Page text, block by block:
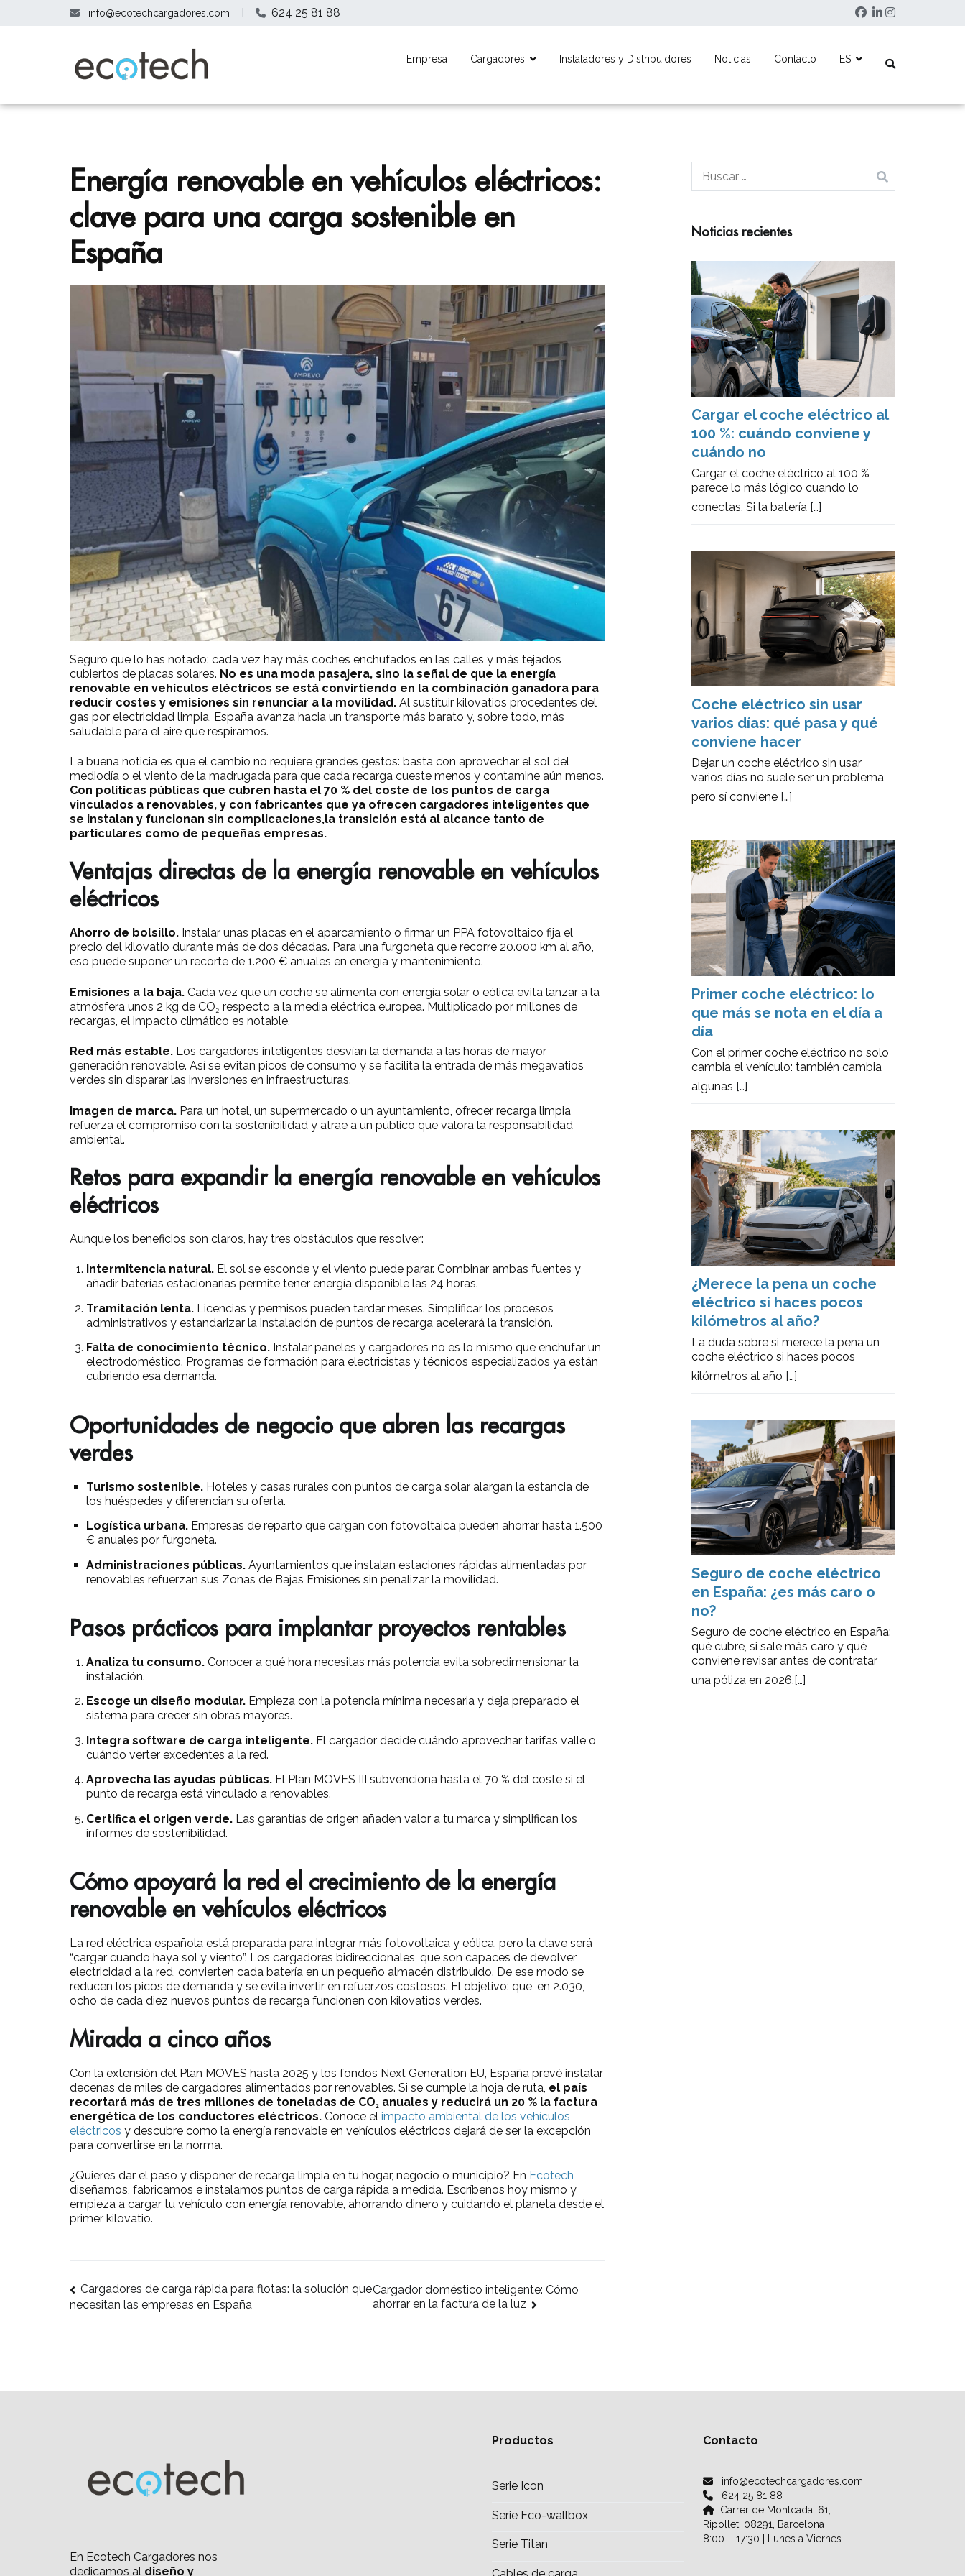
info@ecotechcargadores.com I 624 25 81 88
Empresa Cargadores Instaladores y Distribuidores Noticias Contacto ES
Energía renovable en vehículos eléctricos:
clave para una carga sostenible en
España
Seguro que lo has notado: cada vez hay más coches enchufados en las calles y más tejados
cubiertos de placas solares. No es una moda pasajera, sino la señal de que la energía
renovable en vehículos eléctricos se está convirtiendo en la combinación ganadora para
reducir costes y emisiones sin renunciar a la movilidad. Al sustituir kilovatios procedentes del
gas por electricidad limpia, España avanza hacia un transporte más barato y, sobre todo, más
saludable para el aire que respiramos.
La buena noticia es que el cambio no requiere grandes gestos: basta con aprovechar el sol del
mediodía o el viento de la madrugada para que cada recarga cueste menos y contamine aún menos.
Con políticas públicas que cubren hasta el 70 % del coste de los puntos de carga
vinculados a renovables, y con fabricantes que ya ofrecen cargadores inteligentes que
se instalan y funcionan sin complicaciones,la transición está al alcance tanto de
particulares como de pequeñas empresas.
Ventajas directas de la energía renovable en vehículos
eléctricos
Ahorro de bolsillo. Instalar unas placas en el aparcamiento o firmar un PPA fotovoltaico fija el
precio del kilovatio durante más de dos décadas. Para una furgoneta que recorre 20.000 km al año,
eso puede suponer un recorte de 1.200 € anuales en energía y mantenimiento.
Emisiones a la baja. Cada vez que un coche se alimenta con energía solar o eólica evita lanzar a la
atmósfera unos 2 kg de CO₂ respecto a la media eléctrica europea. Multiplicado por millones de
recargas, el impacto climático es notable.
Red más estable. Los cargadores inteligentes desvían la demanda a las horas de mayor
generación renovable. Así se evitan picos de consumo y se facilita la entrada de más megavatios
verdes sin disparar las inversiones en infraestructuras.
Imagen de marca. Para un hotel, un supermercado o un ayuntamiento, ofrecer recarga limpia
refuerza el compromiso con la sostenibilidad y atrae a un público que valora la responsabilidad
ambiental.
Retos para expandir la energía renovable en vehículos
eléctricos
Aunque los beneficios son claros, hay tres obstáculos que resolver:
Intermitencia natural. El sol se esconde y el viento puede parar. Combinar ambas fuentes y
añadir baterías estacionarias permite tener energía disponible las 24 horas.
Tramitación lenta. Licencias y permisos pueden tardar meses. Simplificar los procesos
administrativos y estandarizar la instalación de puntos de recarga acelerará la transición.
Falta de conocimiento técnico. Instalar paneles y cargadores no es lo mismo que enchufar un
electrodoméstico. Programas de formación para electricistas y técnicos especializados ya están
cubriendo esa demanda.
Oportunidades de negocio que abren las recargas
verdes
Turismo sostenible. Hoteles y casas rurales con puntos de carga solar alargan la estancia de
los huéspedes y diferencian su oferta.
Logística urbana. Empresas de reparto que cargan con fotovoltaica pueden ahorrar hasta 1.500
€ anuales por furgoneta.
Administraciones públicas. Ayuntamientos que instalan estaciones rápidas alimentadas por
renovables refuerzan sus Zonas de Bajas Emisiones sin penalizar la movilidad.
Pasos prácticos para implantar proyectos rentables
Analiza tu consumo. Conocer a qué hora necesitas más potencia evita sobredimensionar la
instalación.
Escoge un diseño modular. Empieza con la potencia mínima necesaria y deja preparado el
sistema para crecer sin obras mayores.
Integra software de carga inteligente. El cargador decide cuándo aprovechar tarifas valle o
cuándo verter excedentes a la red.
Aprovecha las ayudas públicas. El Plan MOVES III subvenciona hasta el 70 % del coste si el
punto de recarga está vinculado a renovables.
Certifica el origen verde. Las garantías de origen añaden valor a tu marca y simplifican los
informes de sostenibilidad.
Cómo apoyará la red el crecimiento de la energía
renovable en vehículos eléctricos
La red eléctrica española está preparada para integrar más fotovoltaica y eólica, pero la clave será
“cargar cuando haya sol y viento”. Los cargadores bidireccionales, que son capaces de devolver
electricidad a la red, convierten cada batería en un pequeño almacén distribuido. De ese modo se
reducen los picos de demanda y se evita invertir en refuerzos costosos. El objetivo: que, en 2.030,
ocho de cada diez nuevos puntos de recarga funcionen con kilovatios verdes.
Mirada a cinco años
Con la extensión del Plan MOVES hasta 2025 y los fondos Next Generation EU, España prevé instalar
decenas de miles de cargadores alimentados por renovables. Si se cumple la hoja de ruta, el país
recortará más de tres millones de toneladas de CO₂ anuales y reducirá un 20 % la factura
energética de los conductores eléctricos. Conoce el impacto ambiental de los vehículos
eléctricos y descubre como la energía renovable en vehículos eléctricos dejará de ser la excepción
para convertirse en la norma.
¿Quieres dar el paso y disponer de recarga limpia en tu hogar, negocio o municipio? En Ecotech
diseñamos, fabricamos e instalamos puntos de carga rápida a medida. Escríbenos hoy mismo y
empieza a cargar tu vehículo con energía renovable, ahorrando dinero y cuidando el planeta desde el
primer kilovatio.
Navegación
Cargadores de carga rápida para flotas: la solución que
necesitan las empresas en España
Cargador doméstico inteligente: Cómo
ahorrar en la factura de la luz
Noticias recientes
Cargar el coche eléctrico al
100 %: cuándo conviene y
cuándo no
Cargar el coche eléctrico al 100 %
parece lo más lógico cuando lo
conectas. Si la batería […]
Coche eléctrico sin usar
varios días: qué pasa y qué
conviene hacer
Dejar un coche eléctrico sin usar
varios días no suele ser un problema,
pero sí conviene […]
Primer coche eléctrico: lo
que más se nota en el día a
día
Con el primer coche eléctrico no solo
cambia el vehículo: también cambia
algunas […]
¿Merece la pena un coche
eléctrico si haces pocos
kilómetros al año?
La duda sobre si merece la pena un
coche eléctrico si haces pocos
kilómetros al año […]
Seguro de coche eléctrico
en España: ¿es más caro o
no?
Seguro de coche eléctrico en España:
qué cubre, si sale más caro y qué
conviene revisar antes de contratar
una póliza en 2026. […]
En Ecotech Cargadores nos
dedicamos al diseño y
Productos
Serie Icon
Serie Eco-wallbox
Serie Titan
Contacto
info@ecotechcargadores.com
624 25 81 88
Carrer de Montcada, 61,
Ripollet, 08291, Barcelona
8:00 – 17:30 | Lunes a Viernes